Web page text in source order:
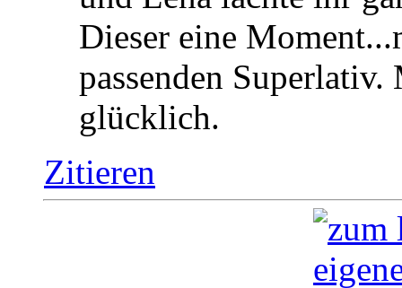
Dieser eine
passenden
glücklich.
Zitieren